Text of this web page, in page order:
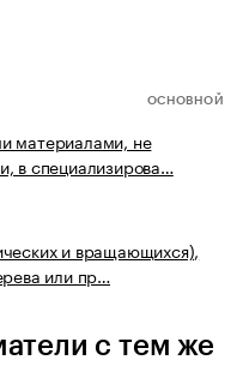
ОСНОВНОЙ
материалами, не
в специализирова…
и вращающихся),
или пр…
с тем же